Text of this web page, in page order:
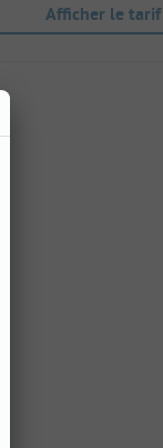
Afficher le tarif